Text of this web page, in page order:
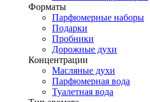
Форматы
Парфюмерные наборы
Подарки
Пробники
Дорожные духи
Концентрации
Масляные духи
Парфюмерная вода
Туалетная вода